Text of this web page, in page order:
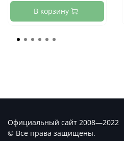
В корзину
Официальный сайт 2008—2022
© Все права защищены.